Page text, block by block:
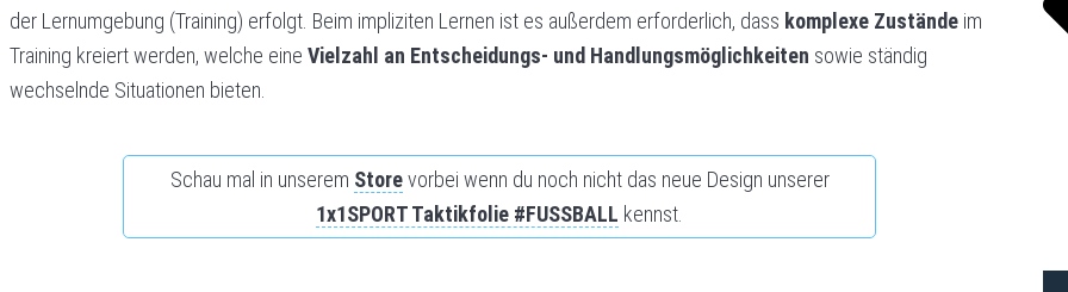
der Lernumgebung (Training) erfolgt. Beim impliziten Lernen ist es außerdem erforderlich, dass komplexe Zustände im
Training kreiert werden, welche eine Vielzahl an Entscheidungs- und Handlungsmöglichkeiten sowie ständig
wechselnde Situationen bieten.
Schau mal in unserem Storevorbei wenn du noch nicht das neue Design unserer
1x1SPORT Taktikfolie #FUSSBALL kennst.